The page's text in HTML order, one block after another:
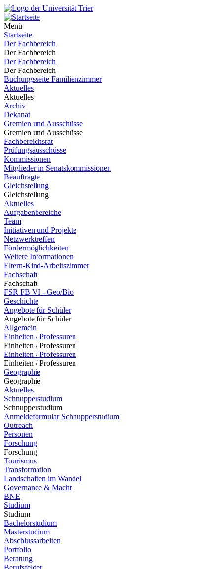
Menü
Startseite
Der Fachbereich
Der Fachbereich
Der Fachbereich
Der Fachbereich
Buchungsseite Familienzimmer
Aktuelles
Aktuelles
Archiv
Dekanat
Gremien und Ausschüsse
Gremien und Ausschüsse
Fachbereichsrat
Prüfungsausschüsse
Kommissionen
Mitglieder in Senatskommissionen
Beauftragte
Gleichstellung
Gleichstellung
Aktuelles
Aufgabenbereiche
Team
Initiativen und Projekte
Netzwerktreffen
Fördermöglichkeiten
Weitere Informationen
Eltern-Kind-Arbeitszimmer
Fachschaft
Fachschaft
FSR FB VI - Geo/Bio
Geschichte
Angebote für Schüler
Angebote für Schüler
Allgemein
Einheiten / Professuren
Einheiten / Professuren
Einheiten / Professuren
Einheiten / Professuren
Geographie
Geographie
Aktuelles
Schnupperstudium
Schnupperstudium
Anmeldeformular Schnupperstudium
Outreach
Personen
Forschung
Forschung
Tourismus
Transformation
Landschaften im Wandel
Governance & Macht
BNE
Studium
Studium
Bachelorstudium
Masterstudium
Abschlussarbeiten
Portfolio
Beratung
Berufsfelder